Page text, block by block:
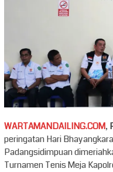
WARTAMANDAILING.COM,
peringatan Hari
Padangsidimpuan
Turnamen Tenis Meja